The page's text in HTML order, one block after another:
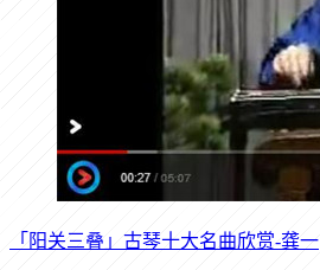
「阳关三叠」古琴十大名曲欣赏-龚一